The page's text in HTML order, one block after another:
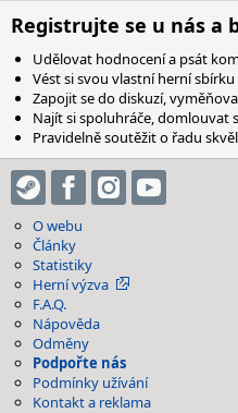
Registrujte se u nás a
Udělovat hodnocení a psát
Vést si svou vlastní herní
Zapojit se do diskuzí,
Najít si spoluhráče, domlouvat
Pravidelně soutěžit o řadu
O webu
Články
Statistiky
Herní výzva
F.A.Q.
Nápověda
Odměny
Podpořte nás
Podmínky užívání
Kontakt a reklama